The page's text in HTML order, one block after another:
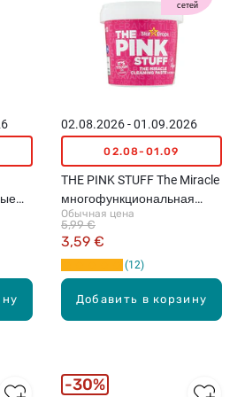
сетей
Добавить в корзину
02.08.2026 - 01.09.2026
02.08-01.09
THE PINK STUFF The Miracle
многофункциональная
чистящая паста, 850г
Обычная цена
3,59 €
5,99 €
12
30%